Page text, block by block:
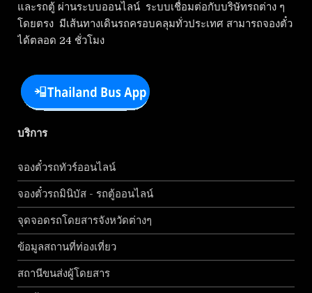
และรถตู้ ผ่านระบบออนไลน์ ระบบเชื่อมต่อกับบริษัทรถต่าง ๆ
โดยตรง มีเส้นทางเดินรถครอบคลุมทั่วประเทศ สามารถจองตั๋ว
ได้ตลอด 24 ชั่วโมง
บริการ
จองตั๋วรถทัวร์ออนไลน์
จองตั๋วรถมินิบัส - รถตู้ออนไลน์
จุดจอดรถโดยสารจังหวัดต่างๆ
ข้อมูลสถานที่ท่องเที่ยว
สถานีขนส่งผู้โดยสาร